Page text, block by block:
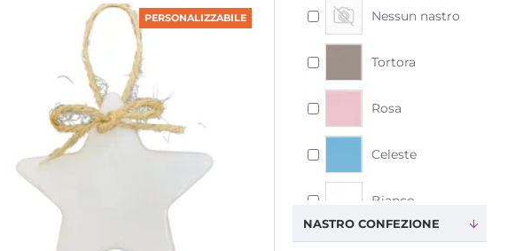
PERSONALIZZABILE
Fucsia
Nessun nastro
Tortora
Rosa
Celeste
Bianco
NASTRO CONFEZIONE